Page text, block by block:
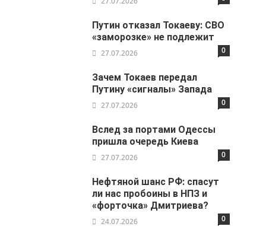
Путин отказал Токаеву: СВО
«заморозке» не подлежит
27.07.2026 0
Зачем Токаев передал
Путину «сигналы» Запада
27.07.2026 0
Вслед за портами Одессы
пришла очередь Киева
27.07.2026 0
Нефтяной шанс РФ: спасут
ли нас пробоины в НПЗ и
«форточка» Дмитриева?
24.07.2026 0